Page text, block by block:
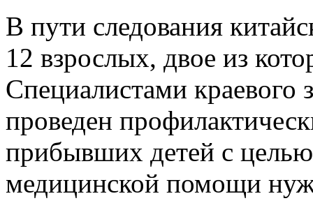
В пути следования
12 взрослых, двое из
Специалистами краевого
проведен
прибывших детей с целью
медицинской помощи